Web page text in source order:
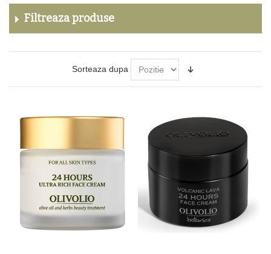
Filtreaza produse
Sorteaza dupa